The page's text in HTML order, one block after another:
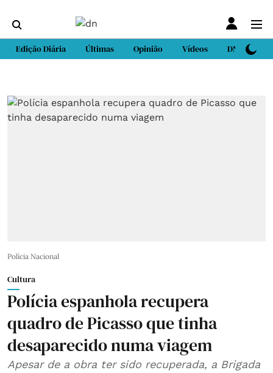
Edição Diária Últimas Opinião Vídeos DN Sport
Polícia Nacional
Cultura
Polícia espanhola recupera
quadro de Picasso que tinha
desaparecido numa viagem
Apesar de a obra ter sido recuperada, a Brigada